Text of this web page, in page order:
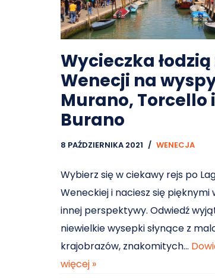
Wycieczka łodzią
Wenecji na
Murano, Torcello i
Burano
8 PAŹDZIERNIKA 2021 WENECJA
Wybierz się w ciekawy rejs po
Weneckiej i naciesz się pięknymi
innej perspektywy. Odwiedź
niewielkie wysepki słynące z
krajobrazów, znakomitych…
więcej »